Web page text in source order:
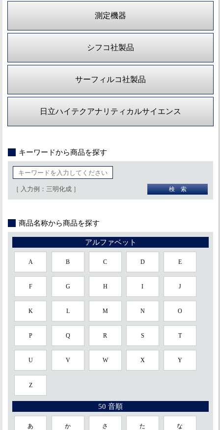
測定機器
シフコ社製品
サーフィルコ社製品
日立ハイテクアナリティカルサイエンス
キーワードから商品を探す
［ 入力例：三明化成 ］
商品名称から商品を探す
アルファベット
A B C D E
F G H I J
K L M N O
P Q R S T
U V W X Y
Z
50 音順
あ か さ た な